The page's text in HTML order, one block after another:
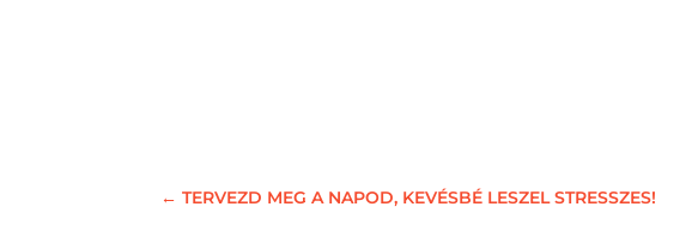
←TERVEZD MEG A NAPOD, KEVÉSBÉ LESZEL STRESSZES!